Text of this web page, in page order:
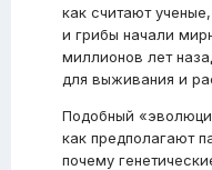
как считают
и грибы начали
миллионов лет
для выживания и
Подобный
как предполагают
почему